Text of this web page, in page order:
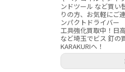
ンドツール など買い
りの方、お気軽にご
ンパクトドライバー
工具強化買取中！日
など埼玉でビス 釘の
KARAKURIへ！